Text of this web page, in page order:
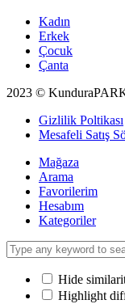
Kadın
Erkek
Çocuk
Çanta
2023 ©
Gizlilik Poltikası
Mesafeli Satış
Mağaza
Arama
Favorilerim
Hesabım
Kategoriler
Hide
Highlight